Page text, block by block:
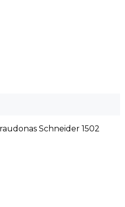
Schneider 1502